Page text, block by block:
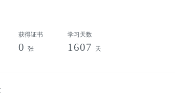
获得证书
0 张
学习天数
1607 天